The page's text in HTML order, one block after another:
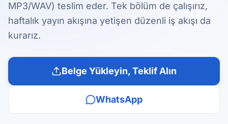
MP3/WAV) teslim eder. Tek bölüm de çalışırız,
haftalık yayın akışına yetişen düzenli iş akışı da
kurarız.
Belge Yükleyin, Teklif Alın
WhatsApp